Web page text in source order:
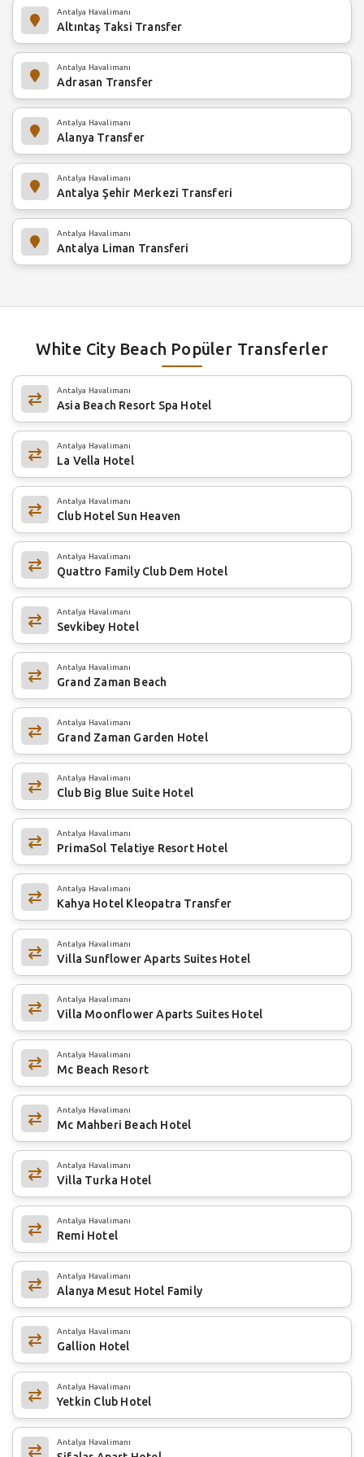
Antalya Havalimanı
Altıntaş Taksi Transfer
Antalya Havalimanı
Adrasan Transfer
Antalya Havalimanı
Alanya Transfer
Antalya Havalimanı
Antalya Şehir Merkezi Transferi
Antalya Havalimanı
Antalya Liman Transferi
White City Beach Popüler Transferler
Antalya Havalimanı
Asia Beach Resort Spa Hotel
Antalya Havalimanı
La Vella Hotel
Antalya Havalimanı
Club Hotel Sun Heaven
Antalya Havalimanı
Quattro Family Club Dem Hotel
Antalya Havalimanı
Sevkibey Hotel
Antalya Havalimanı
Grand Zaman Beach
Antalya Havalimanı
Grand Zaman Garden Hotel
Antalya Havalimanı
Club Big Blue Suite Hotel
Antalya Havalimanı
PrimaSol Telatiye Resort Hotel
Antalya Havalimanı
Kahya Hotel Kleopatra Transfer
Antalya Havalimanı
Villa Sunflower Aparts Suites Hotel
Antalya Havalimanı
Villa Moonflower Aparts Suites Hotel
Antalya Havalimanı
Mc Beach Resort
Antalya Havalimanı
Mc Mahberi Beach Hotel
Antalya Havalimanı
Villa Turka Hotel
Antalya Havalimanı
Remi Hotel
Antalya Havalimanı
Alanya Mesut Hotel Family
Antalya Havalimanı
Gallion Hotel
Antalya Havalimanı
Yetkin Club Hotel
Antalya Havalimanı